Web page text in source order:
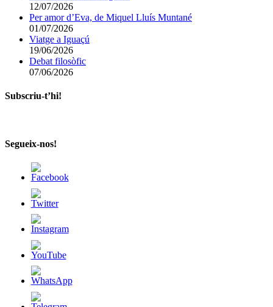
12/07/2026
Per amor d’Eva, de Miquel Lluís Muntané
01/07/2026
Viatge a Iguaçú
19/06/2026
Debat filosòfic
07/06/2026
Subscriu-t’hi!
Segueix-nos!